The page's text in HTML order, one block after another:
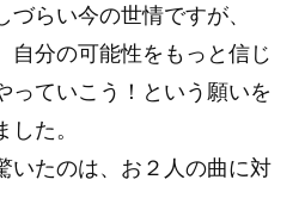
らい今の世情ですが、
自分の可能性をもっと信じ
っていこう！という願いを
た。
いたのは、お２人の曲に対